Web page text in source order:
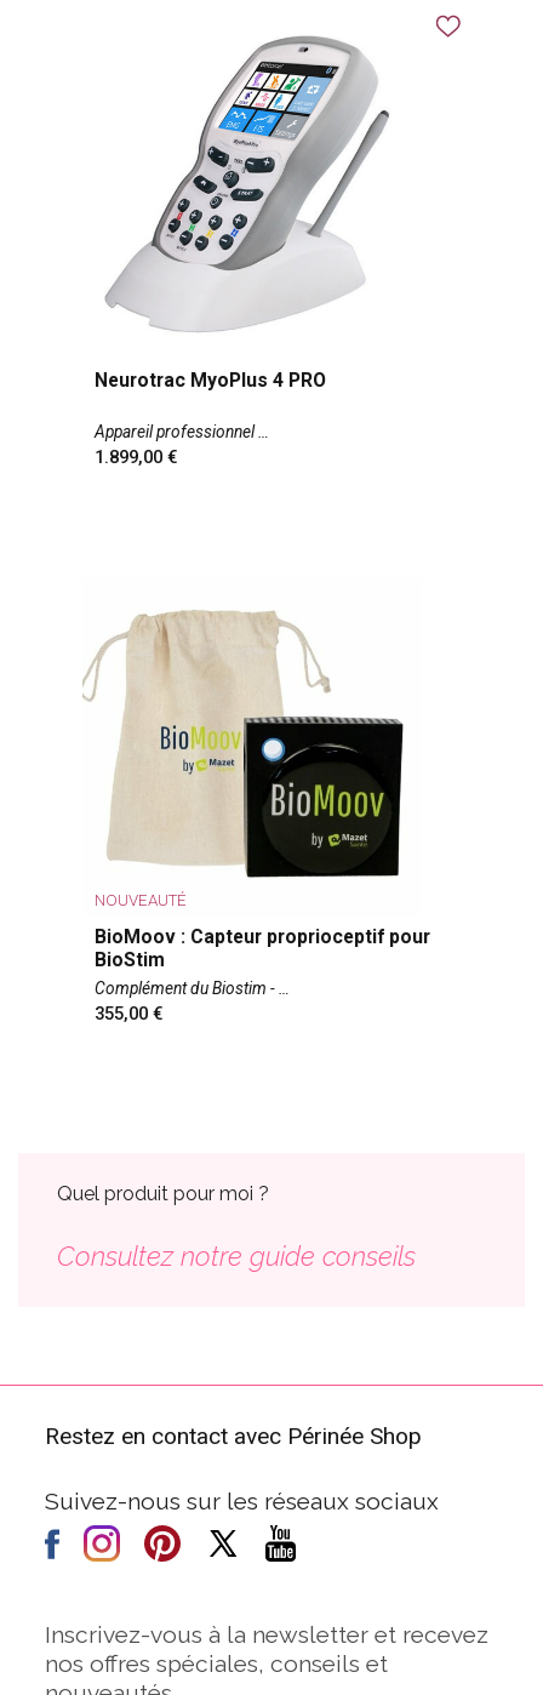
Neurotrac MyoPlus 4 PRO
Appareil professionnel
1.899,00
NOUVEAUTÉ
BioMoov : Capteur proprioceptif pour
BioStim
Complément du Biostim -
355,00
Quel produit pour moi ?
Consultez notre guide conseils
Restez en contact avec Périnée Shop
Suivez-nous sur les réseaux sociaux
Inscrivez-vous à la newsletter et recevez
nos offres spéciales, conseils et